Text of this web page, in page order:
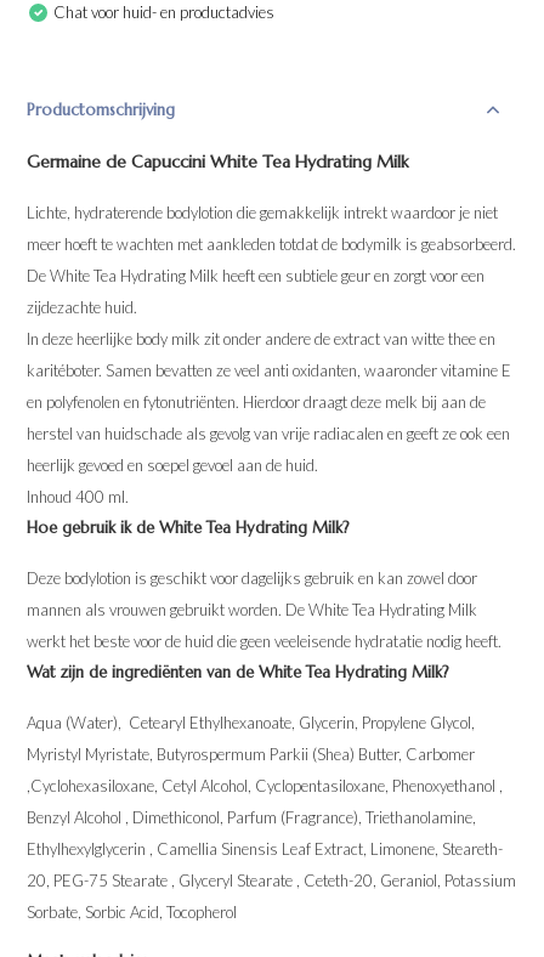
Chat voor huid- en productadvies
Productomschrijving
Germaine de Capuccini White Tea Hydrating Milk
Lichte, hydraterende bodylotion die gemakkelijk intrekt waardoor je niet
meer hoeft te wachten met aankleden totdat de bodymilk is geabsorbeerd.
De White Tea Hydrating Milk heeft een subtiele geur en zorgt voor een
zijdezachte huid.
In deze heerlijke body milk zit onder andere de extract van witte thee en
karitéboter. Samen bevatten ze veel anti oxidanten, waaronder vitamine E
en polyfenolen en fytonutriënten. Hierdoor draagt deze melk bij aan de
herstel van huidschade als gevolg van vrije radiacalen en geeft ze ook een
heerlijk gevoed en soepel gevoel aan de huid.
Inhoud 400 ml.
Hoe gebruik ik de White Tea Hydrating Milk?
Deze bodylotion is geschikt voor dagelijks gebruik en kan zowel door
mannen als vrouwen gebruikt worden. De White Tea Hydrating Milk
werkt het beste voor de huid die geen veeleisende hydratatie nodig heeft.
Wat zijn de ingrediënten van de White Tea Hydrating Milk?
Aqua (Water), Cetearyl Ethylhexanoate, Glycerin, Propylene Glycol,
Myristyl Myristate, Butyrospermum Parkii (Shea) Butter, Carbomer
,Cyclohexasiloxane, Cetyl Alcohol, Cyclopentasiloxane, Phenoxyethanol ,
Benzyl Alcohol , Dimethiconol, Parfum (Fragrance), Triethanolamine,
Ethylhexylglycerin , Camellia Sinensis Leaf Extract, Limonene, Steareth-
20, PEG-75 Stearate , Glyceryl Stearate , Ceteth-20, Geraniol, Potassium
Sorbate, Sorbic Acid, Tocopherol